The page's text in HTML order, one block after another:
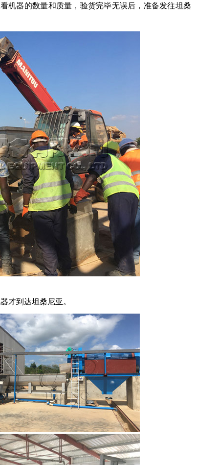
机器的数量和质量，验货完毕无误后，准备发往坦桑
才到达坦桑尼亚。